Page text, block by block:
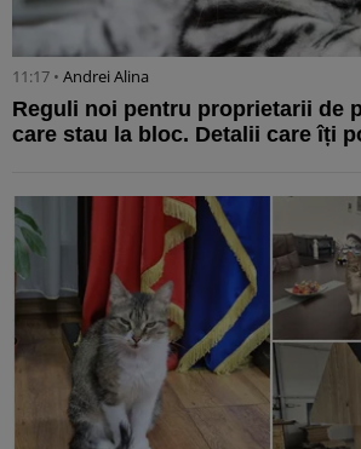
11:17 • Andrei Alina
Reguli noi pentru proprietarii de
care stau la bloc. Detalii care îți